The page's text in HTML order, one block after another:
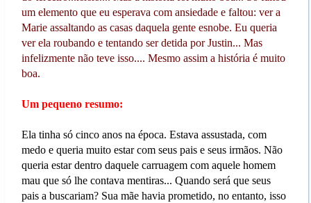
um elemento que eu esperava com ansiedade e faltou: ver a
Marie assaltando as casas daquela gente esnobe. Eu queria
ver ela roubando e tentando ser detida por Justin... Mas
infelizmente não teve isso.... Mesmo assim a história é muito
boa.
Um pequeno resumo:
Ela tinha só cinco anos na época. Estava assustada, com
medo e queria muito estar com seus pais e seus irmãos. Não
queria estar dentro daquele carruagem com aquele homem
mau que só lhe contava mentiras... Quando será que seus
pais a buscariam? Sua mãe havia prometido, no entanto, isso